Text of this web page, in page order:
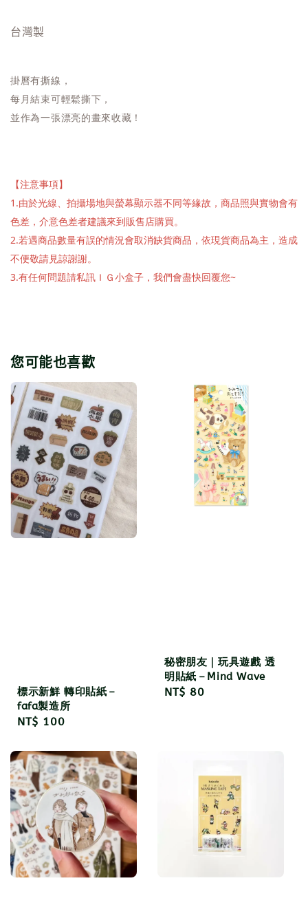
台灣製
掛曆有撕線，
每月結束可輕鬆撕下，
並作為一張漂亮的畫來收藏！
【注意事項】
1.由於光線、拍攝場地與螢幕顯示器不同等緣故，商品照與實物會有
色差，介意色差者建議來到販售店購買。
2.若遇商品數量有誤的情況會取消缺貨商品，依現貨商品為主，造成
不便敬請見諒謝謝。
3.有任何問題請私訊ＩＧ小盒子，我們會盡快回覆您~
您可能也喜歡
標示新鮮 轉印貼紙－
fafa製造所
Regular
NT$ 100
秘密朋友｜玩具遊戲 透
明貼紙－Mind Wave
Regular
NT$ 80